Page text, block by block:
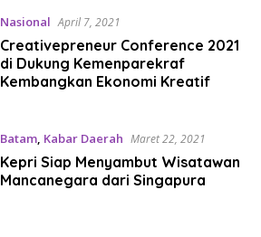
Nasional April 7, 2021
Creativepreneur Conference 2021
di Dukung Kemenparekraf
Kembangkan Ekonomi Kreatif
Batam, Kabar Daerah Maret 22, 2021
Kepri Siap Menyambut Wisatawan
Mancanegara dari Singapura